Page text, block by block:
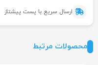
ارسال سریع با پست پیشتاز
محصولات مرتبط